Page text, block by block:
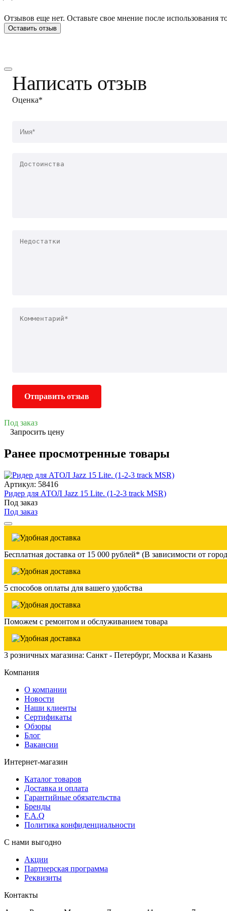
Отзывов еще нет. Оставьте свое мнение после использования
Оставить отзыв
Написать отзыв
Оценка*
Отправить отзыв
Под заказ
Запросить цену
Ранее просмотренные товары
Артикул: 58416
Ридер для АТОЛ Jazz 15 Lite. (1-2-3 track MSR)
Под заказ
Под заказ
Бесплатная доставка от 15 000 рублей* (В зависимости от
5 способов оплаты для вашего удобства
Поможем с ремонтом и обслуживанием товара
3 розничных магазина: Санкт - Петербург, Москва и Казань
Компания
О компании
Новости
Наши клиенты
Сертификаты
Обзоры
Блог
Вакансии
Интернет-магазин
Каталог товаров
Доставка и оплата
Гарантийные обязательства
Бренды
F.A.Q
Политика конфиденциальности
С нами выгодно
Акции
Партнерская программа
Реквизиты
Контакты